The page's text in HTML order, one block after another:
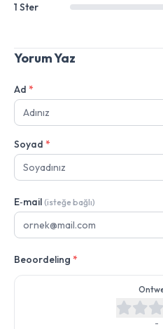
1 Ster
Yorum Yaz
Ad *
Soyad *
E‑mail (isteğe bağlı)
Beoordeling *
-